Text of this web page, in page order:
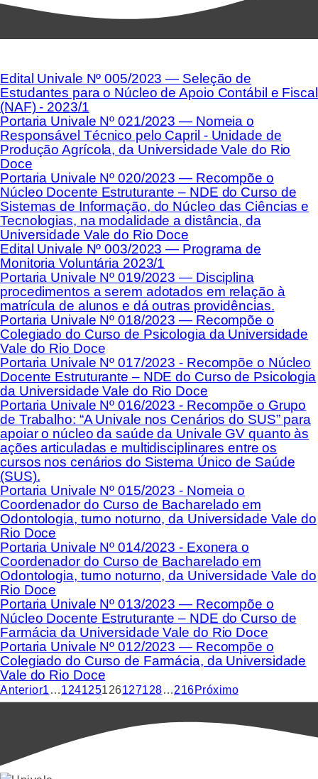
Edital Univale Nº 005/2023 — Seleção de
Estudantes para o Núcleo de Apoio Contábil e Fiscal
(NAF) - 2023/1
Portaria Univale Nº 021/2023 — Nomeia o
Responsável Técnico pelo Capril - Unidade de
Produção Agrícola, da Universidade Vale do Rio
Doce
Portaria Univale Nº 020/2023 — Recompõe o
Núcleo Docente Estruturante – NDE do Curso de
Sistemas de Informação, do Núcleo das Ciências e
Tecnologias, na modalidade a distância, da
Universidade Vale do Rio Doce
Edital Univale Nº 003/2023 — Programa de
Monitoria Voluntária 2023/1
Portaria Univale Nº 019/2023 — Disciplina
procedimentos a serem adotados em relação à
matrícula de alunos e dá outras providências.
Portaria Univale Nº 018/2023 — Recompõe o
Colegiado do Curso de Psicologia da Universidade
Vale do Rio Doce
Portaria Univale Nº 017/2023 - Recompõe o Núcleo
Docente Estruturante – NDE do Curso de Psicologia
da Universidade Vale do Rio Doce
Portaria Univale Nº 016/2023 - Recompõe o Grupo
de Trabalho: “A Univale nos Cenários do SUS” para
apoiar o núcleo da saúde da Univale GV quanto às
ações articuladas e multidisciplinares entre os
cursos nos cenários do Sistema Único de Saúde
(SUS).
Portaria Univale Nº 015/2023 - Nomeia o
Coordenador do Curso de Bacharelado em
Odontologia, turno noturno, da Universidade Vale do
Rio Doce
Portaria Univale Nº 014/2023 - Exonera o
Coordenador do Curso de Bacharelado em
Odontologia, turno noturno, da Universidade Vale do
Rio Doce
Portaria Univale Nº 013/2023 — Recompõe o
Núcleo Docente Estruturante – NDE do Curso de
Farmácia da Universidade Vale do Rio Doce
Portaria Univale Nº 012/2023 — Recompõe o
Colegiado do Curso de Farmácia, da Universidade
Vale do Rio Doce
Anterior1 …124125126127128…216Próximo